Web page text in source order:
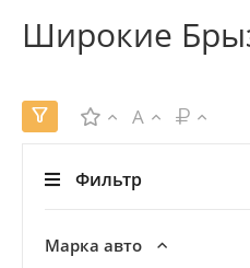
Широкие
A
Фильтр
Марка авто